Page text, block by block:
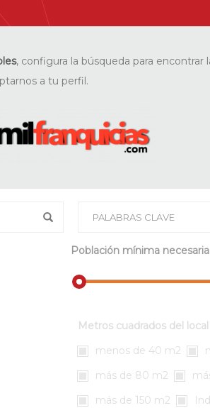
, configura la búsqueda para encontrar
a tu perfil.
Población mínima necesaria
Metros cuadrados del
menos de 40 m2
más de 80 m2
más de 150 m2